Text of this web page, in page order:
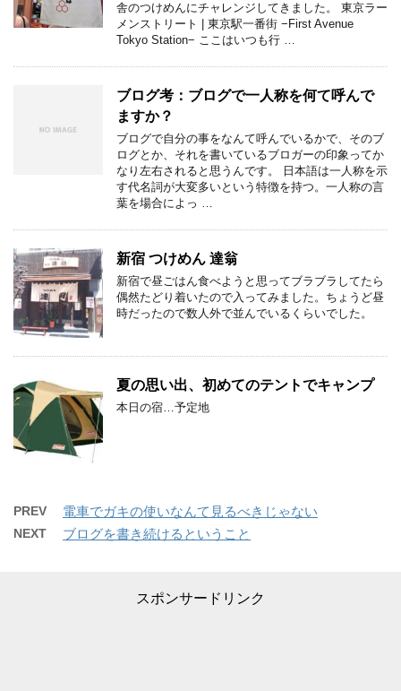
舎のつけめんにチャレンジしてきました。 東京ラー
メンストリート | 東京駅一番街 −First Avenue
Tokyo Station− ここはいつも行 …
ブログ考：ブログで一人称を何て呼んで
ますか？
ブログで自分の事をなんて呼んでいるかで、そのブ
ログとか、それを書いているブロガーの印象ってか
なり左右されると思うんです。 日本語は一人称を示
す代名詞が大変多いという特徴を持つ。一人称の言
葉を場合によっ …
新宿 つけめん 達翁
新宿で昼ごはん食べようと思ってブラブラしてたら
偶然たどり着いたので入ってみました。ちょうど昼
時だったので数人外で並んでいるくらいでした。
夏の思い出、初めてのテントでキャンプ
本日の宿…予定地
PREV 電車でガキの使いなんて見るべきじゃない
NEXT ブログを書き続けるということ
スポンサードリンク